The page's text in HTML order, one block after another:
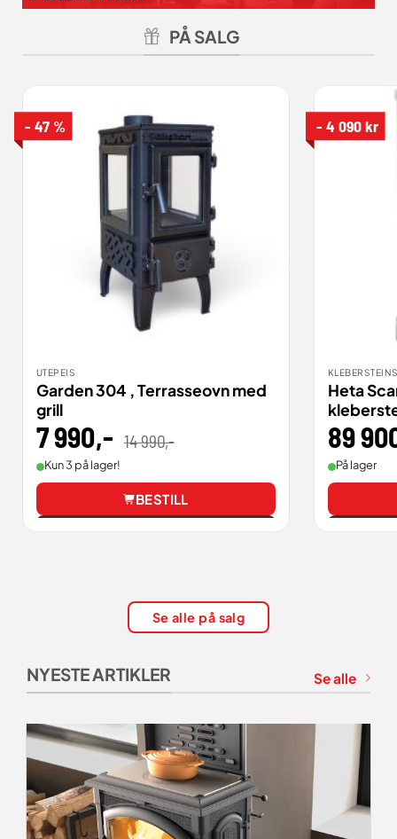
PÅ SALG
- 47 %
UTEPEIS
Garden 304 , Terrasseovn med
grill
7 990,- 14 990,-
Kun 3 på lager!
BESTILL
- 4 090 kr
Heta
89
På lager
Se alle på salg
NYESTE ARTIKLER Se alle